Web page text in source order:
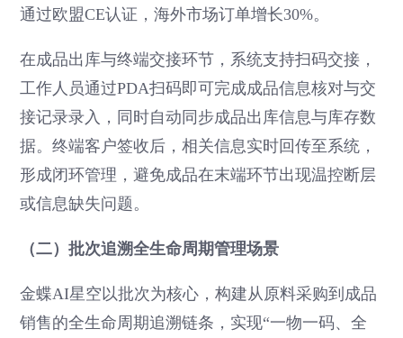
通过欧盟CE认证，海外市场订单增长30%。
在成品出库与终端交接环节，系统支持扫码交接，
工作人员通过PDA扫码即可完成成品信息核对与交
接记录录入，同时自动同步成品出库信息与库存数
据。终端客户签收后，相关信息实时回传至系统，
形成闭环管理，避免成品在末端环节出现温控断层
或信息缺失问题。
（二）批次追溯全生命周期管理场景
金蝶AI星空以批次为核心，构建从原料采购到成品
销售的全生命周期追溯链条，实现“一物一码、全